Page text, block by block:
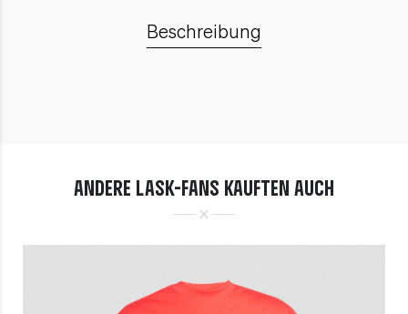
Beschreibung
ANDERE LASK-FANS KAUFTEN AUCH